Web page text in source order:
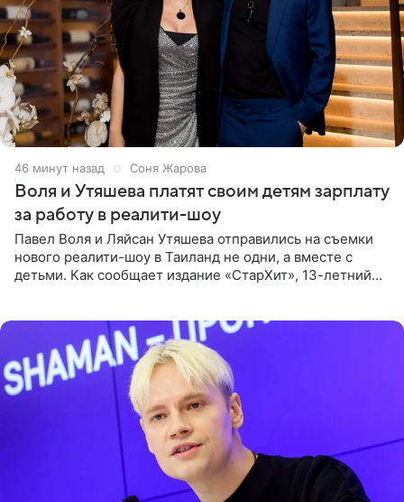
47 минут назад Соня Жарова
Воля и Утяшева платят своим детям зарплату
за работу в реалити-шоу
Павел Воля и Ляйсан Утяшева отправились на съемки
нового реалити-шоу в Таиланд не одни, а вместе с
детьми. Как сообщает издание «СтарХит», 13-летний